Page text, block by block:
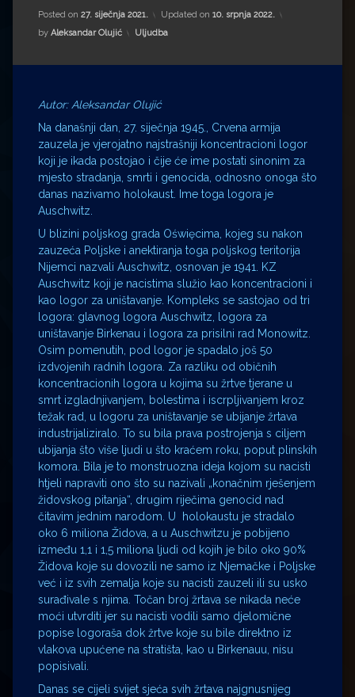
Drugi autori
Drugi autori
Željko Krznarić
Mario Lovreković
Miroslav Šantek
Posted on 27. siječnja 2021. Updated on 10. srpnja 2022.
by Aleksandar Olujić Kategorije:
Uljudba
Autor: Aleksandar Olujić
Na današnji dan, 27. siječnja 1945., Crvena armija
zauzela je vjerojatno najstrašniji koncentracioni logor
koji je ikada postojao i čije će ime postati sinonim za
mjesto stradanja, smrti i genocida, odnosno onoga što
danas nazivamo holokaust. Ime toga logora je
Auschwitz.
U blizini poljskog grada Oświęcima, kojeg su nakon
zauzeća Poljske i anektiranja toga poljskog teritorija
Nijemci nazvali Auschwitz, osnovan je 1941. KZ
Auschwitz koji je nacistima služio kao koncentracioni i
kao logor za uništavanje. Kompleks se sastojao od tri
logora: glavnog logora Auschwitz, logora za
uništavanje Birkenau i logora za prisilni rad Monowitz.
Osim pomenutih, pod logor je spadalo još 50
izdvojenih radnih logora. Za razliku od običnih
koncentracionih logora u kojima su žrtve tjerane u
smrt izgladnjivanjem, bolestima i iscrpljivanjem kroz
težak rad, u logoru za uništavanje se ubijanje žrtava
industrijaliziralo. To su bila prava postrojenja s ciljem
ubijanja što više ljudi u što kraćem roku, poput plinskih
komora. Bila je to monstruozna ideja kojom su nacisti
htjeli napraviti ono što su nazivali „konačnim rješenjem
židovskog pitanja“, drugim riječima genocid nad
čitavim jednim narodom. U holokaustu je stradalo
oko 6 miliona Židova, a u Auschwitzu je pobijeno
između 1,1 i 1,5 miliona ljudi od kojih je bilo oko 90%
Židova koje su dovozili ne samo iz Njemačke i Poljske
već i iz svih zemalja koje su nacisti zauzeli ili su usko
surađivale s njima. Točan broj žrtava se nikada neće
moći utvrditi jer su nacisti vodili samo djelomične
popise logoraša dok žrtve koje su bile direktno iz
vlakova upućene na stratišta, kao u Birkenauu, nisu
popisivali.
Danas se cijeli svijet sjeća svih žrtava najgnusnijeg